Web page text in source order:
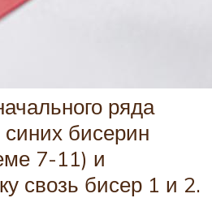
ряда
бисерин
7-11) и
свозь бисер 1 и 2.